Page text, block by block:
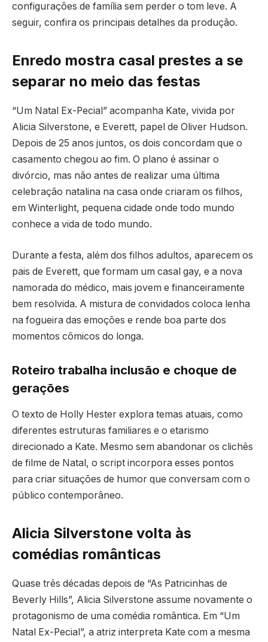
configurações de família sem perder o tom leve. A
seguir, confira os principais detalhes da produção.
Enredo mostra casal prestes a se
separar no meio das festas
“Um Natal Ex-Pecial” acompanha Kate, vivida por
Alicia Silverstone, e Everett, papel de Oliver Hudson.
Depois de 25 anos juntos, os dois concordam que o
casamento chegou ao fim. O plano é assinar o
divórcio, mas não antes de realizar uma última
celebração natalina na casa onde criaram os filhos,
em Winterlight, pequena cidade onde todo mundo
conhece a vida de todo mundo.
Durante a festa, além dos filhos adultos, aparecem os
pais de Everett, que formam um casal gay, e a nova
namorada do médico, mais jovem e financeiramente
bem resolvida. A mistura de convidados coloca lenha
na fogueira das emoções e rende boa parte dos
momentos cômicos do longa.
Roteiro trabalha inclusão e choque de
gerações
O texto de Holly Hester explora temas atuais, como
diferentes estruturas familiares e o etarismo
direcionado a Kate. Mesmo sem abandonar os clichês
de filme de Natal, o script incorpora esses pontos
para criar situações de humor que conversam com o
público contemporâneo.
Alicia Silverstone volta às
comédias românticas
Quase três décadas depois de “As Patricinhas de
Beverly Hills”, Alicia Silverstone assume novamente o
protagonismo de uma comédia romântica. Em “Um
Natal Ex-Pecial”, a atriz interpreta Kate com a mesma